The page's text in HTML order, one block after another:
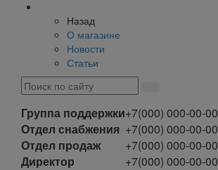
Назад
О магазине
Новости
Статьи
Группа поддержки+7(000) 000-00-00
Отдел снабжения +7(000) 000-00-00
Отдел продаж
+7(000) 000-00-00
Директор
+7(000) 000-00-00